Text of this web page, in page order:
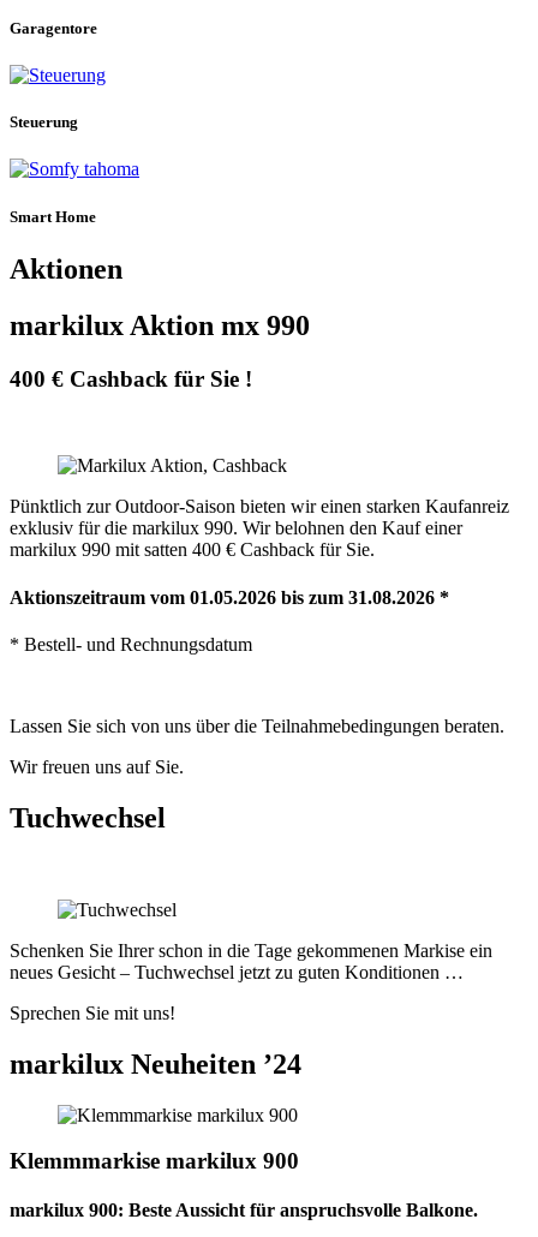
Garagentore
Steuerung
Smart Home
Aktionen
markilux Aktion mx 990
400 € Cashback für Sie !
Pünktlich zur Outdoor-Saison bieten wir einen starken Kaufanreiz
exklusiv für die markilux 990. Wir belohnen den Kauf einer
markilux 990 mit satten 400 € Cashback für Sie.
Aktionszeitraum vom 01.05.2026 bis zum 31.08.2026 *
* Bestell- und Rechnungsdatum
Lassen Sie sich von uns über die Teilnahmebedingungen beraten.
Wir freuen uns auf Sie.
Tuchwechsel
Schenken Sie Ihrer schon in die Tage gekommenen Markise ein
neues Gesicht – Tuchwechsel jetzt zu guten Konditionen …
Sprechen Sie mit uns!
markilux Neuheiten ’24
Klemmmarkise markilux 900
markilux 900: Beste Aussicht für anspruchsvolle Balkone.